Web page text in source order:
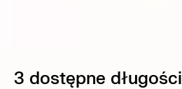
3 dostępne długości